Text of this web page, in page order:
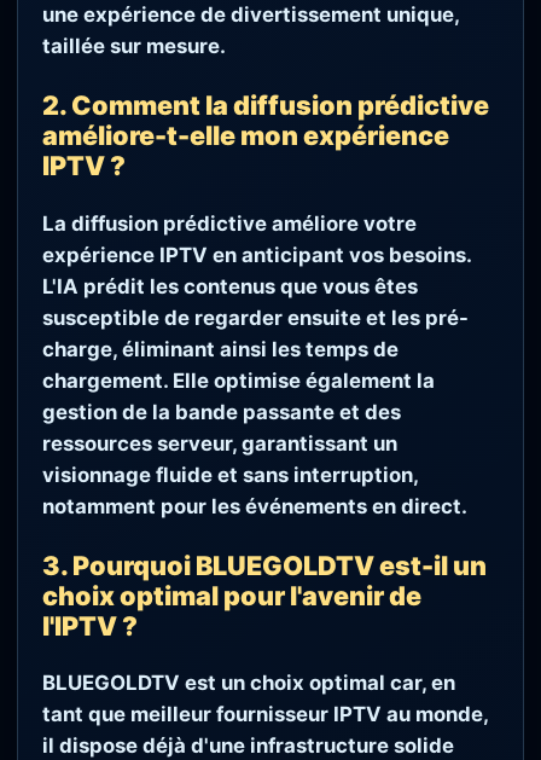
une expérience de divertissement unique,
taillée sur mesure.
2. Comment la diffusion prédictive
améliore-t-elle mon expérience
IPTV ?
La diffusion prédictive améliore votre
expérience IPTV en anticipant vos besoins.
L'IA prédit les contenus que vous êtes
susceptible de regarder ensuite et les pré-
charge, éliminant ainsi les temps de
chargement. Elle optimise également la
gestion de la bande passante et des
ressources serveur, garantissant un
visionnage fluide et sans interruption,
notamment pour les événements en direct.
3. Pourquoi BLUEGOLDTV est-il un
choix optimal pour l'avenir de
l'IPTV ?
BLUEGOLDTV est un choix optimal car, en
tant que meilleur fournisseur IPTV au monde,
il dispose déjà d'une infrastructure solide